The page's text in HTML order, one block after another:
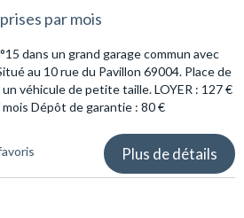
par mois
dans un grand garage commun avec
au 10 rue du Pavillon 69004. Place de
véhicule de petite taille. LOYER : 127 €
Dépôt de garantie : 80 €
Plus de détails